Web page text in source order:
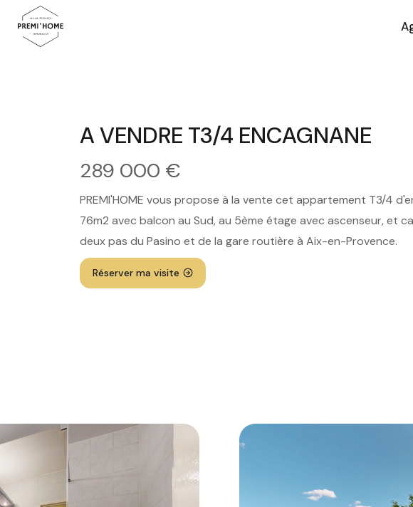
A VENDRE T3/4 ENCAGNANE
289 000 €
PREMI'HOME vous propose à la vente cet appartement T3/4
76m2 avec balcon au Sud, au 5ème étage avec ascenseur, et
deux pas du Pasino et de la gare routière à Aix-en-Provence.
Réserver ma visite